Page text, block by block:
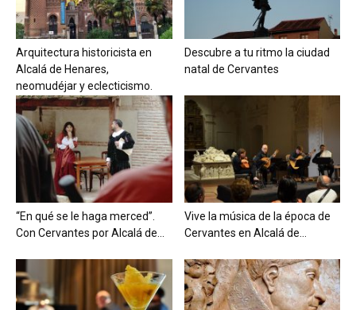
Arquitectura historicista en
Alcalá de Henares,
neomudéjar y eclecticismo.
Descubre a tu ritmo la ciudad
natal de Cervantes
“En qué se le haga merced”.
Con Cervantes por Alcalá de...
Vive la música de la época de
Cervantes en Alcalá de...